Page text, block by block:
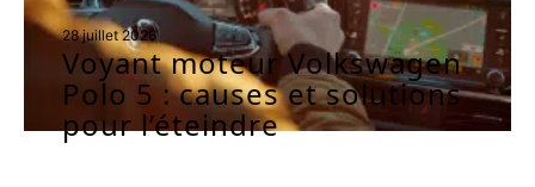
28 juillet 2026
Voyant moteur Volkswagen
Polo 5 : causes et solutions
pour l’éteindre